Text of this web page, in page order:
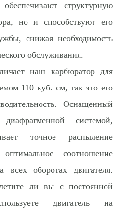
структурную
но и способствуют его
снижая необходимость
обслуживания.
наш карбюратор для
110 куб. см, так это его
Оснащенный
диафрагменной системой,
точное распыление
соотношение
оборотах двигателя.
ли вы с постоянной
двигатель на